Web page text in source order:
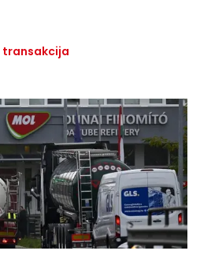
transakcija